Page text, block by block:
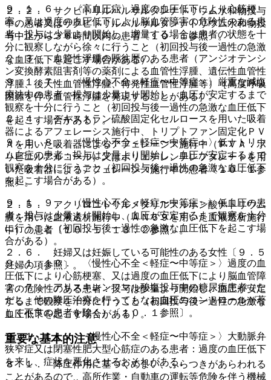
９．１．６． 〈高血圧症〉過度の血圧低下により心筋梗
塞、又は過度の血圧低下により脳血管障害の危険性のある患
者：投与は少量より開始し、増量する場合は患者の状態を十
分に観察しながら徐々に行うこと（初回投与後一過性の急激
な血圧低下を起こす場合がある）。
９．１．７． 〈慢性心不全＜軽症〜中等症＞〉厳重な減塩
療法中の患者：投与は少量より開始し、血圧が安定するまで
観察を十分に行うこと（初回投与後一過性の急激な血圧低下
を起こす場合がある）。
９．１．８． 〈慢性心不全＜軽症〜中等症＞〉低ナトリウ
ム血症の患者：投与は少量より開始し、血圧が安定するまで
観察を十分に行うこと（初回投与後一過性の急激な血圧低下
を起こす場合がある）。
９．１．９． 〈慢性心不全＜軽症〜中等症＞〉低血圧の患
者：投与は少量より開始し、血圧が安定するまで観察を十分
に行うこと（初回投与後一過性の急激な血圧低下を起こす場
合がある）。
９．１．１０． 〈慢性心不全＜軽症〜中等症＞〉過度の血
圧低下により心筋梗塞、又は過度の血圧低下により脳血管障
害の危険性のある患者：投与は少量より開始し、血圧が安定
するまで観察を十分に行うこと（初回投与後一過性の急激な
血圧低下を起こす場合がある）。
９．１．１１． 〈慢性心不全＜軽症〜中等症＞〉大動脈弁
狭窄症又は閉塞性肥大型心筋症のある患者：過度の血圧低下
を来し、症状を悪化させるおそれがある。
２．２． サクビトリルバルサルタンナトリウム水和物投与
中の患者又はサクビトリルバルサルタンナトリウム水和物投
与中止から３６時間以内の患者〔１０．１参照〕。
２．３． 血管性浮腫の既往歴のある患者（アンジオテンシ
ン変換酵素阻害剤等の薬剤による血管性浮腫、遺伝性血管性
浮腫、後天性血管性浮腫、特発性血管性浮腫等）［高度呼吸
困難を伴う血管性浮腫を発現することがある］。
２．４． デキストラン硫酸固定化セルロースを用いた吸着
器によるアフェレーシス施行中、トリプトファン固定化ＰＶ
Ａを用いた吸着器によるアフェレーシス施行中（ＰＶＡ：ポ
リビニルアルコール）又はポリエチレンテレフタレートを用
いた吸着器によるアフェレーシス施行中の患者〔１０．１参
照〕。
２．５． アクリロニトリルメタリルスルホン酸ナトリウム
膜を用いた血液透析施行中（ＡＮ６９を用いた血液透析施行
中）の患者〔１０．１、１３．２参照〕。
２．６． 妊婦又は妊娠している可能性のある女性〔９．５
妊婦の項参照〕。
２．７． アリスキレンフマル酸塩投与中の糖尿病患者（た
だし、他の降圧治療を行ってもなお血圧のコントロールが著
しく不良の患者を除く）〔１０．１参照〕。
重要な基本的注意
８．１． 降圧作用に基づくめまい、ふらつきがあらわれる
ことがあるので、高所作業・自動車の運転等危険を伴う機械